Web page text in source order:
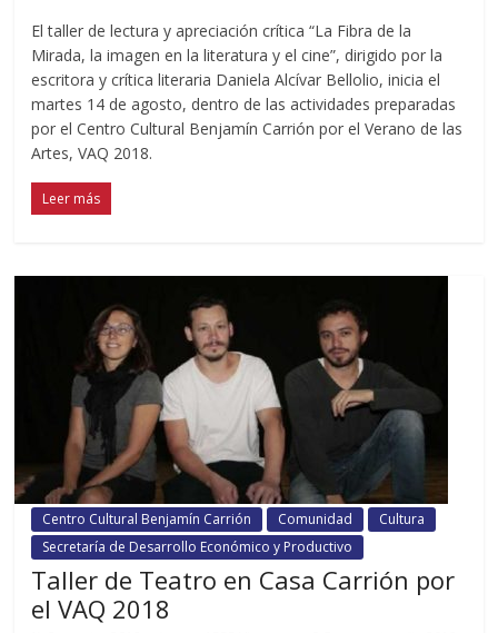
El taller de lectura y apreciación crítica “La Fibra de la
Mirada, la imagen en la literatura y el cine”, dirigido por la
escritora y crítica literaria Daniela Alcívar Bellolio, inicia el
martes 14 de agosto, dentro de las actividades preparadas
por el Centro Cultural Benjamín Carrión por el Verano de las
Artes, VAQ 2018.
Leer más
Centro Cultural Benjamín Carrión Comunidad
Cultura
Secretaría de Desarrollo Económico y Productivo
Taller de Teatro en Casa Carrión por
el VAQ 2018